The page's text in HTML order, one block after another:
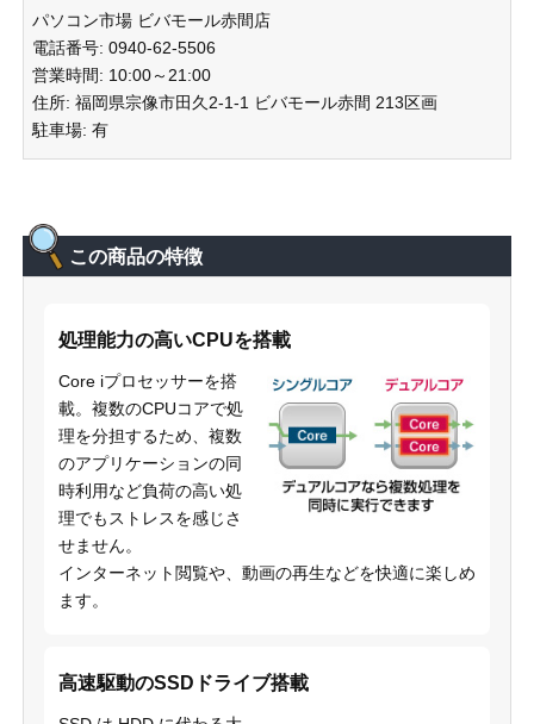
パソコン市場 ビバモール赤間店
電話番号: 0940-62-5506
営業時間: 10:00～21:00
住所: 福岡県宗像市田久2-1-1 ビバモール赤間 213区画
駐車場: 有
この商品の特徴
処理能力の高いCPUを搭載
Core iプロセッサーを搭
載。複数のCPUコアで処
理を分担するため、複数
のアプリケーションの同
時利用など負荷の高い処
理でもストレスを感じさ
せません。
インターネット閲覧や、動画の再生などを快適に楽しめ
ます。
高速駆動のSSDドライブ搭載